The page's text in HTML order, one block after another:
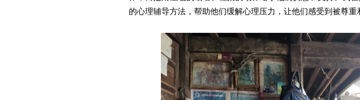
的心理辅导方法，帮助他们缓解心理压力，让他们感受到被尊重